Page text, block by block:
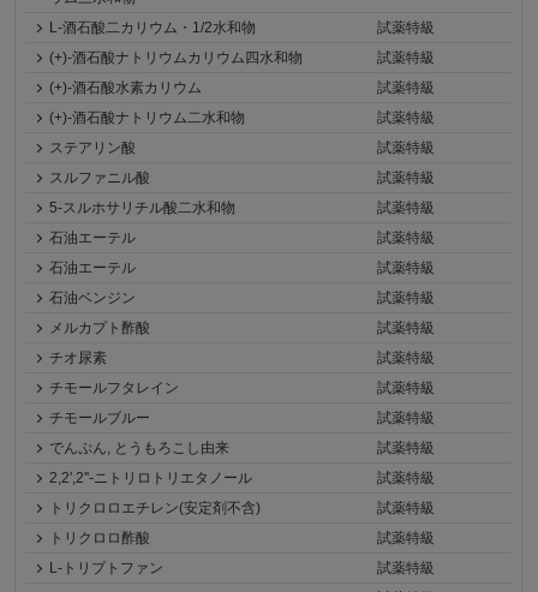
L-酒石酸二カリウム・1/2水和物
試薬特級
(+)-酒石酸ナトリウムカリウム四水和物
試薬特級
(+)-酒石酸水素カリウム
試薬特級
(+)-酒石酸ナトリウム二水和物
試薬特級
ステアリン酸
試薬特級
スルファニル酸
試薬特級
5-スルホサリチル酸二水和物
試薬特級
石油エーテル
試薬特級
石油エーテル
試薬特級
石油ベンジン
試薬特級
メルカプト酢酸
試薬特級
チオ尿素
試薬特級
チモールフタレイン
試薬特級
チモールブルー
試薬特級
でんぷん, とうもろこし由来
試薬特級
2,2',2''-ニトリロトリエタノール
試薬特級
トリクロロエチレン(安定剤不含)
試薬特級
トリクロロ酢酸
試薬特級
L-トリプトファン
試薬特級